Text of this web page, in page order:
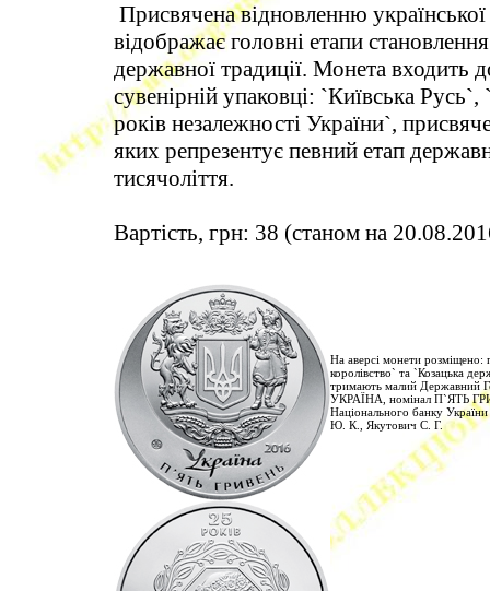
Присвячена відновленню української
відображає головні етапи
державної традиції. Монета входить
сувенірній упаковці: `Київська
років незалежності України`,
яких репрезентує певний етап
тисячоліття.
Вартість, грн: 38 (станом на
На аверсі монети розміщено:
королівство` та `Козацька
тримають малий Державний
УКРАЇНА, номінал П`ЯТЬ
Національного банку
Ю. К., Якутович С. Г.